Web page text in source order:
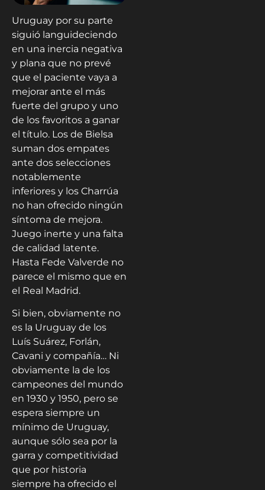
Uruguay por su parte
siguió languideciendo
en una inercia negativa
y plana que no prevé
que el paciente vaya a
mejorar ante el más
fuerte del grupo y uno
de los favoritos a ganar
el título. Los de Bielsa
suman dos empates
ante dos selecciones
notablemente
inferiores y los Charrúa
no han ofrecido ningún
síntoma de mejora.
Juego inerte y una falta
de calidad latente.
Hasta Fede Valverde no
parece el mismo que en
el Real Madrid.
Si bien, obviamente no
es la Uruguay de los
Luís Suárez, Forlán,
Cavani y compañía… Ni
obviamente la de los
campeones del mundo
en 1930 y 1950, pero se
espera siempre un
mínimo de Uruguay,
aunque sólo sea por la
garra y competitividad
que por historia
siempre ha ofrecido el